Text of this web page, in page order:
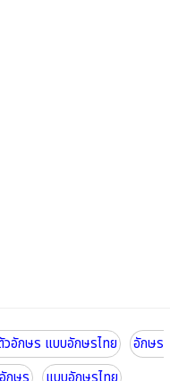
วอักษร แบบอักษรไทย
อักษร